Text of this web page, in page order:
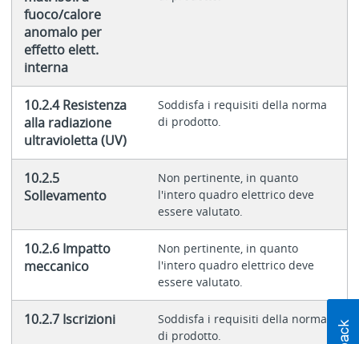
fuoco/calore
anomalo per
effetto elett.
interna
10.2.4 Resistenza
alla radiazione
ultravioletta (UV)
Soddisfa i requisiti della norma
di prodotto.
10.2.5
Sollevamento
Non pertinente, in quanto
l'intero quadro elettrico deve
essere valutato.
10.2.6 Impatto
meccanico
Non pertinente, in quanto
l'intero quadro elettrico deve
essere valutato.
10.2.7 Iscrizioni
Soddisfa i requisiti della norma
di prodotto.